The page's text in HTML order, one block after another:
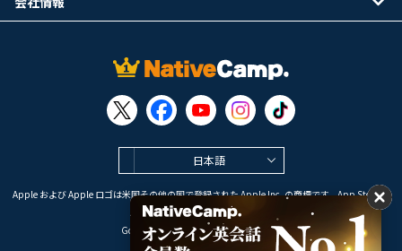
日本語
Apple および Apple ロゴは米国その他の国で登録された Apple Inc. の商標です。App Store は
Apple Inc. のサービスマークです。
Google Play は Google LLC の商標です。